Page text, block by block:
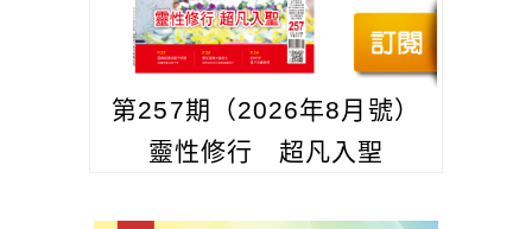
第257期（2026年8月號）
靈性修行 超凡入聖